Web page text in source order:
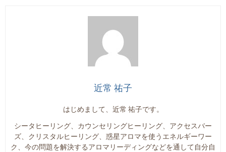
近常 祐子
はじめまして、近常 祐子です。
シータヒーリング、カウンセリングヒーリング、アクセスバー
ズ、クリスタルヒーリング、惑星アロマを使うエネルギーワー
ク、今の問題を解決するアロマリーディングなどを通して自分自